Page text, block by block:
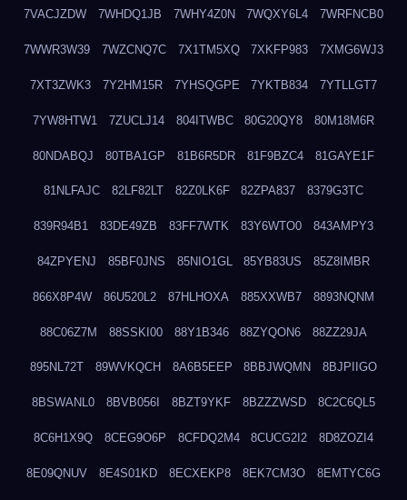
7VACJZDW 7WHDQ1JB 7WHY4Z0N 7WQXY6L4 7WRFNCB0
7WWR3W39 7WZCNQ7C 7X1TM5XQ 7XKFP983 7XMG6WJ3
7XT3ZWK3 7Y2HM15R 7YHSQGPE 7YKTB834 7YTLLGT7
7YW8HTW1 7ZUCLJ14 804ITWBC 80G20QY8 80M18M6R
80NDABQJ 80TBA1GP 81B6R5DR 81F9BZC4 81GAYE1F
81NLFAJC 82LF82LT 82Z0LK6F 82ZPA837 8379G3TC
839R94B1 83DE49ZB 83FF7WTK 83Y6WTO0 843AMPY3
84ZPYENJ 85BF0JNS 85NIO1GL 85YB83US 85Z8IMBR
866X8P4W 86U520L2 87HLHOXA 885XXWB7 8893NQNM
88C06Z7M 88SSKI00 88Y1B346 88ZYQON6 88ZZ29JA
895NL72T 89WVKQCH 8A6B5EEP 8BBJWQMN 8BJPIIGO
8BSWANL0 8BVB056I 8BZT9YKF 8BZZZWSD 8C2C6QL5
8C6H1X9Q 8CEG9O6P 8CFDQ2M4 8CUCG2I2 8D8ZOZI4
8E09QNUV 8E4S01KD 8ECXEKP8 8EK7CM3O 8EMTYC6G